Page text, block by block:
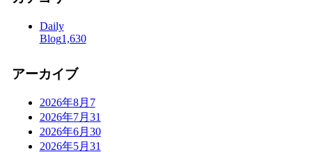
Daily
Blog1,630
アーカイブ
2026年8月 7
2026年7月 31
2026年6月 30
2026年5月 31